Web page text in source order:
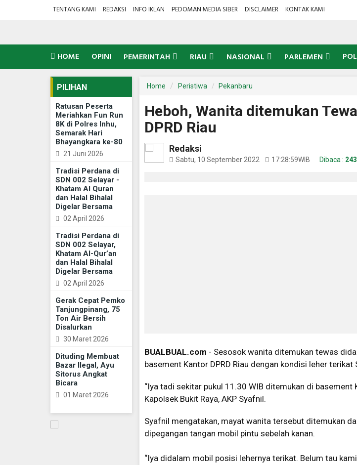
TENTANG KAMI REDAKSI INFO IKLAN PEDOMAN MEDIA SIBER DISCLAIMER KONTAK KAMI
HOME OPINI PEMERINTAH RIAU NASIONAL PARLEMEN
PILIHAN
Ratusan Peserta
Meriahkan Fun Run
8K di Polres Inhu,
Semarak Hari
Bhayangkara ke-80
21 Juni 2026
Tradisi Perdana di
SDN 002 Selayar -
Khatam Al Quran
dan Halal Bihalal
Digelar Bersama
02 April 2026
Tradisi Perdana di
SDN 002 Selayar,
Khatam Al-Qur’an
dan Halal Bihalal
Digelar Bersama
02 April 2026
Gerak Cepat Pemko
Tanjungpinang, 75
Ton Air Bersih
Disalurkan
30 Maret 2026
Dituding Membuat
Bazar Ilegal, Ayu
Sitorus Angkat
Bicara
01 Maret 2026
Home Peristiwa Pekanbaru
Heboh, Wanita ditemukan
DPRD Riau
Redaksi
Sabtu, 10 September 2022 17:28:59WIB Dibaca :
BUALBUAL.com - Sesosok wanita ditemukan tewas
basement Kantor DPRD Riau dengan kondisi leher
“Iya tadi sekitar pukul 11.30 WIB ditemukan di basement
Kapolsek Bukit Raya, AKP Syafnil.
Syafnil mengatakan, mayat wanita tersebut ditemukan
dipegangan tangan mobil pintu sebelah kanan.
“Iya didalam mobil posisi lehernya terikat. Belum tau